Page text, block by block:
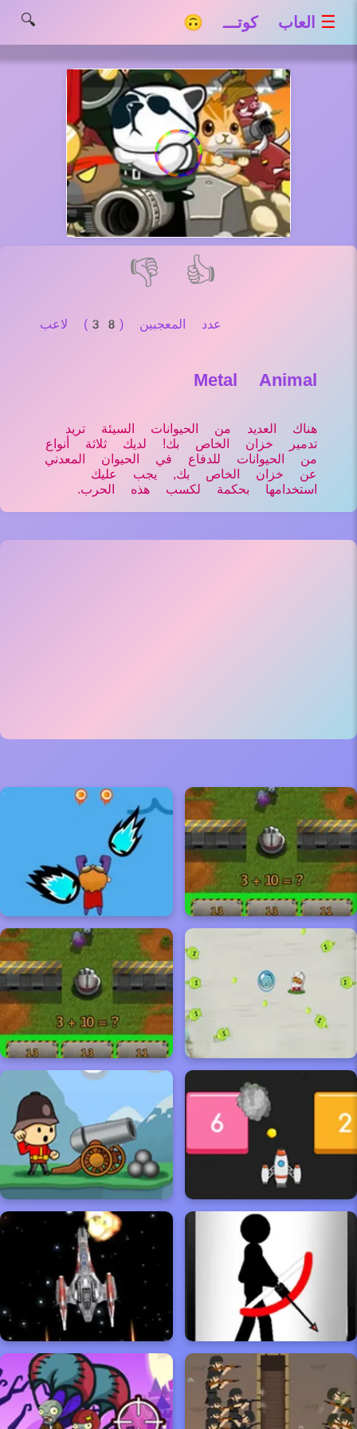
☰ العاب كوتـــ 🙃 🔍
👍
👎
عدد المعجبين (38) لاعب
Metal Animal
هناك العديد من الحيوانات السيئة تريد
تدمير خزان الخاص بك! لديك ثلاثة أنواع
من الحيوانات للدفاع في الحيوان المعدني
عن خزان الخاص بك, يجب عليك
استخدامها بحكمة لكسب هذه الحرب.